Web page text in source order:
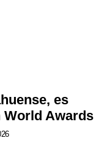
es
World Awards